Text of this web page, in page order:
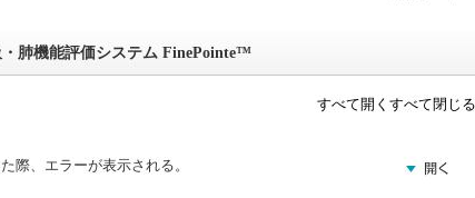
・肺機能評価システム FinePointe™
すべて開く すべて閉じる
際、エラーが表示される。